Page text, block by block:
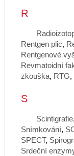
R
Rentgen plic,
Rentgenové
Revmatoidní
zkouška, RTG,
S
Scintigrafie,
Snímkování,
SPECT,
Srdeční